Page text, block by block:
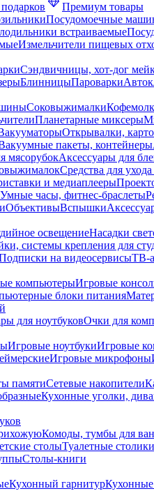
Премиум товары
Посудомоечные
встраиваемые
Измельчители пищевых
Сэндвичницы, хот-дог
БлинницыПароварки
Соковыжималки
Планетарные миксеры
Открывалки,
пакеты, контейнеры
мясорубокАксессуары для
Средства для
и медиаплееры
Умные часы, фитнес-браслеты
ОбъективыВспышки
освещениеНасадки
системы крепления для
на видеосервисыТВ-
компьютерыИгровые
блоки питания
для ноутбуковОчки для
Игровые ноутбукиИгровые
Игровые микрофоны
памятиСетевые накопители
Кухонные уголки,
Комоды, тумбы для
столыТуалетные столики
Столы-книги
Кухонный гарнитур